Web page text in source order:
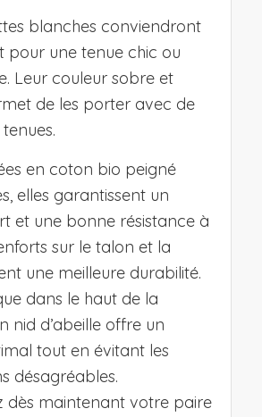
blanches conviendront
pour une tenue chic ou
Leur couleur sobre et
de les porter avec de
en coton bio peigné
elles garantissent un
et une bonne résistance à
sur le talon et la
une meilleure durabilité.
dans le haut de la
nid d’abeille offre un
tout en évitant les
désagréables.
dès maintenant votre paire